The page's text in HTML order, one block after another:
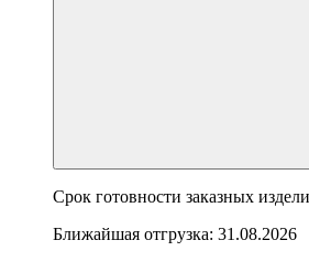
Срок готовности заказных
Ближайшая отгрузка: 31.08.2026